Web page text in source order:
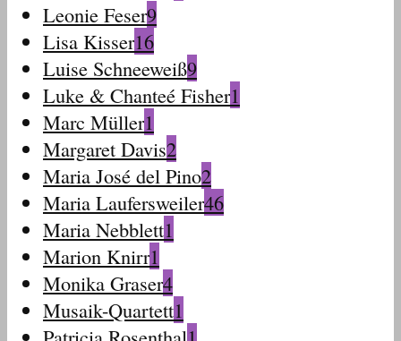
Leonie Feser9
Lisa Kisser16
Luise Schneeweiß9
Luke & Chanteé Fisher1
Marc Müller1
Margaret Davis2
Maria José del Pino2
Maria Laufersweiler46
Maria Nebblett1
Marion Knirr1
Monika Graser4
Musaik-Quartett1